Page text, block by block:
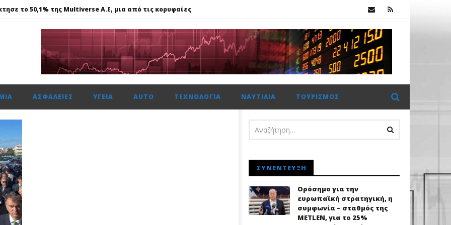
το 50,1% της Multiverse A.E, μια από τις κορυφαίες
Χρηματιστήριο Αθηνών: Πέμπτο σερί κλείσιμο πάνω από τις 2.600 μονάδες με στηρίγματα από τις τράπεζες
€49,35 εκατ., το 50% του Sofia South Ring Mall
το 50,1% της Multiverse A.E, μια από τις κορυφαίες
ΑΣΦΆΛΕΙΕΣ ΥΓΕΊΑ AUTO ΤΕΧΝΟΛΟΓΊΑ ΝΑΥΤΙΛΊΑ ΤΟΥΡΙΣΜΌΣ
ΣΥΝΈΝΤΕΥΞΗ
Ορόσημο για την
ευρωπαϊκή στρατηγική, η
συμφωνία – σταθμός της
METLEN, για το 25%